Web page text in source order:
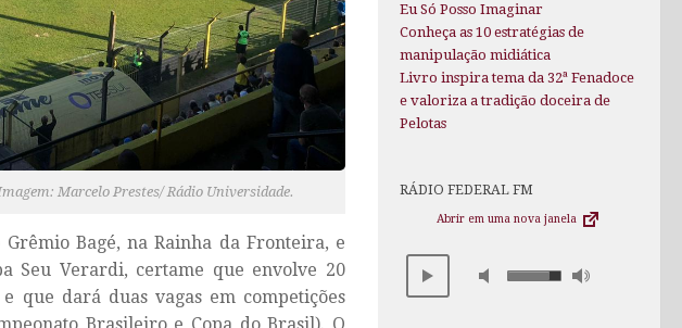
Marcelo Prestes/ Rádio Universidade.
Bagé, na Rainha da Fronteira, e
Seu Verardi, certame que envolve 20
que dará duas vagas em competições
Eu Só Posso Imaginar
Conheça as 10 estratégias de
manipulação midiática
Livro inspira tema da 32ª Fenadoce
e valoriza a tradição doceira de
Pelotas
RÁDIO FEDERAL FM
Abrir em uma nova janela